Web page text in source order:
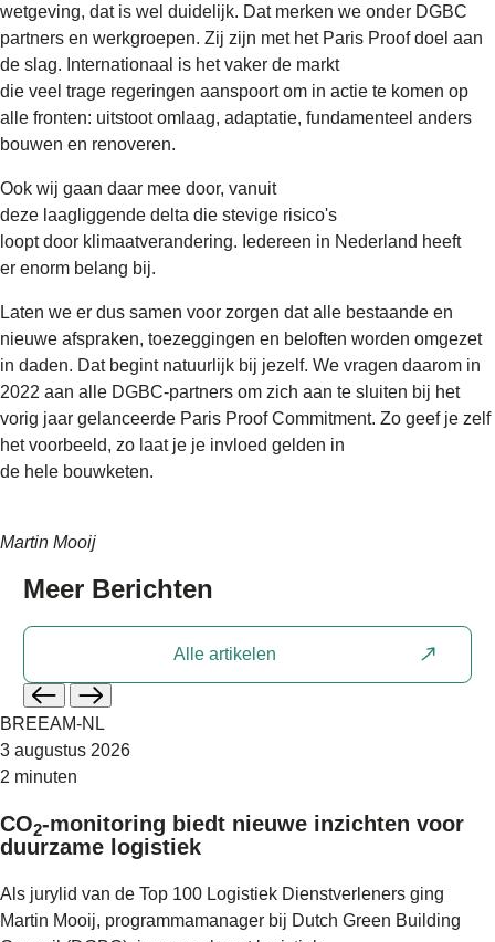
wetgeving, dat is wel duidelijk. Dat merken we onder DGBC
partners en werkgroepen. Zij zijn met het Paris Proof doel aan
de slag. Internationaal is het vaker de markt
die veel trage regeringen aanspoort om in actie te komen op
alle fronten: uitstoot omlaag, adaptatie, fundamenteel anders
bouwen en renoveren.
Ook wij gaan daar mee door, vanuit
deze laagliggende delta die stevige risico's
loopt door klimaatverandering. Iedereen in Nederland heeft
er enorm belang bij.
Laten we er dus samen voor zorgen dat alle bestaande en
nieuwe afspraken, toezeggingen en beloften worden omgezet
in daden. Dat begint natuurlijk bij jezelf. We vragen daarom in
2022 aan alle DGBC-partners om zich aan te sluiten bij het
vorig jaar gelanceerde Paris Proof Commitment. Zo geef je zelf
het voorbeeld, zo laat je je invloed gelden in
de hele bouwketen.
Martin Mooij
Meer Berichten
Alle artikelen
BREEAM-NL
3 augustus 2026
2 minuten
CO2-monitoring biedt nieuwe inzichten voor
duurzame logistiek
Als jurylid van de Top 100 Logistiek Dienstverleners ging
Martin Mooij, programmamanager bij Dutch Green Building